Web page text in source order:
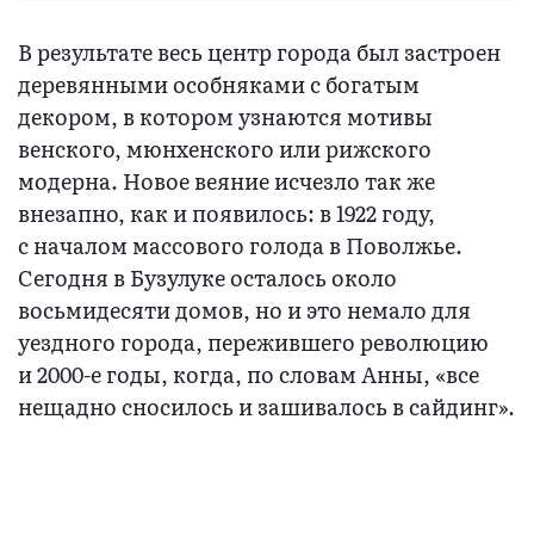
В результате весь центр города был застроен
деревянными особняками с богатым
декором, в котором узнаются мотивы
венского, мюнхенского или рижского
модерна. Новое веяние исчезло так же
внезапно, как и появилось: в 1922 году,
с началом массового голода в Поволжье.
Сегодня в Бузулуке осталось около
восьмидесяти домов, но и это немало для
уездного города, пережившего революцию
и 2000-е годы, когда, по словам Анны, «все
нещадно сносилось и зашивалось в сайдинг».